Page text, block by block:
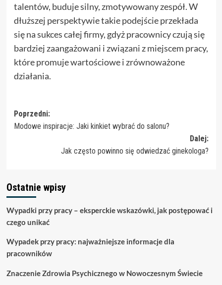
talentów, buduje silny, zmotywowany zespół. W
dłuższej perspektywie takie podejście przekłada
się na sukces całej firmy, gdyż pracownicy czują się
bardziej zaangażowani i związani z miejscem pracy,
które promuje wartościowe i zrównoważone
działania.
Zobacz
wpisy
Poprzedni:
Modowe inspiracje: Jaki kinkiet wybrać do salonu?
Dalej:
Jak często powinno się odwiedzać ginekologa?
Ostatnie wpisy
Wypadki przy pracy – eksperckie wskazówki, jak postępować i
czego unikać
Wypadek przy pracy: najważniejsze informacje dla
pracowników
Znaczenie Zdrowia Psychicznego w Nowoczesnym Świecie